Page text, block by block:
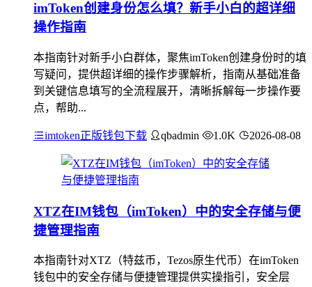
imToken创建身份怎么填？新手小白的超详细
操作指南
本指南针对新手小白群体，聚焦imToken创建身份时的填
写疑问，提供超详细的操作步骤解析，指南从基础准备
到关键信息填写的全流程展开，清晰拆解每一步操作要
点，帮助...
imtoken正版钱包下载 qbadmin 1.0K 2026-08-08
XTZ在IM钱包（imToken）中的安全存储与便
捷管理指南
本指南针对XTZ（特兹币，Tezos原生代币）在imToken
钱包中的安全存储与便捷管理提供实操指引，安全层